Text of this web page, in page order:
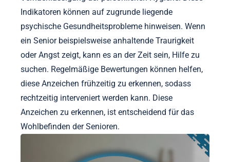
Indikatoren können auf zugrunde liegende
psychische Gesundheitsprobleme hinweisen. Wenn
ein Senior beispielsweise anhaltende Traurigkeit
oder Angst zeigt, kann es an der Zeit sein, Hilfe zu
suchen. Regelmäßige Bewertungen können helfen,
diese Anzeichen frühzeitig zu erkennen, sodass
rechtzeitig interveniert werden kann. Diese
Anzeichen zu erkennen, ist entscheidend für das
Wohlbefinden der Senioren.